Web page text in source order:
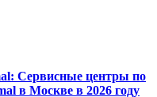
Сервисные центры по
в Москве в 2026 году